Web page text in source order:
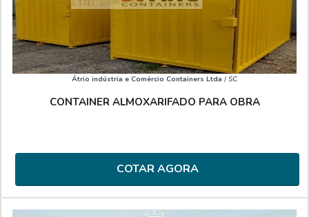
Átrio indústria e Comércio Containers Ltda / SC
CONTAINER ALMOXARIFADO PARA OBRA
COTAR AGORA